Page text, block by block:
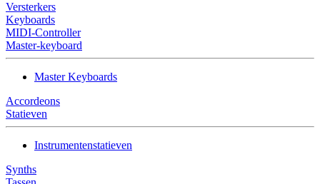
Versterkers
Keyboards
MIDI-Controller
Master-keyboard
Master Keyboards
Accordeons
Statieven
Instrumentenstatieven
Synths